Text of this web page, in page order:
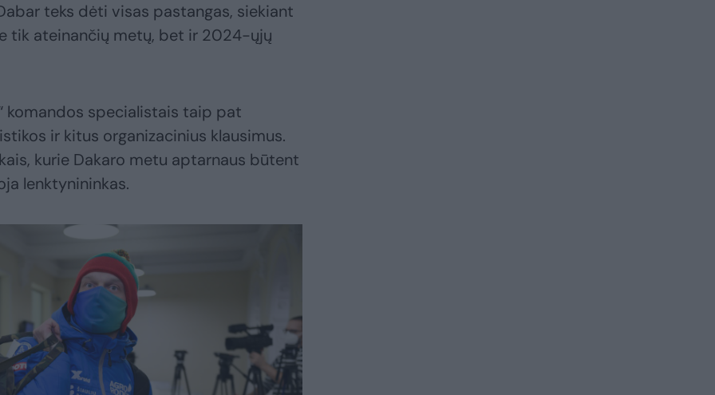
teks dėti visas pastangas, siekiant
tik ateinančių metų, bet ir 2024-ųjų
komandos specialistais taip pat
ir kitus organizacinius klausimus.
kurie Dakaro metu aptarnaus būtent
lenktynininkas.